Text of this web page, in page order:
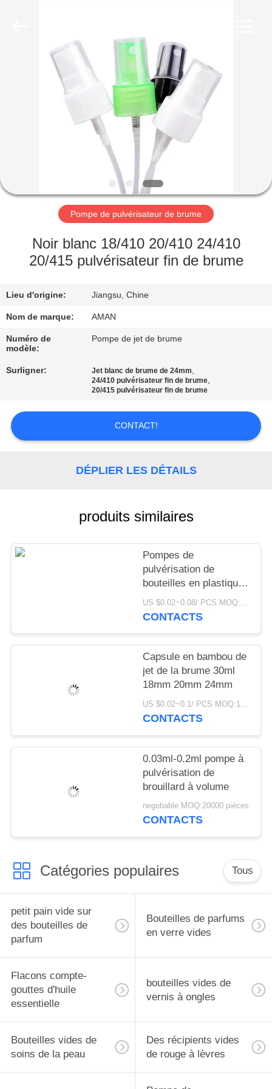
MAISON
PRODUITS
LE
SPECTACLE
DE
NOUS
VISITE
DE
CONTRÔLE
NOUVELLES
UN
SITE
PRIVACY
Pompe de pulvérisateur de brume
Noir blanc 18/410 20/410 24/410
20/415 pulvérisateur fin de brume
Lieu d'origine: Jiangsu, Chine
Nom de marque: AMAN
Numéro de
modèle:
Pompe de jet de brume
Surligner: Jet blanc de brume de 24mm,
24/410 pulvérisateur fin de brume,
20/415 pulvérisateur fin de brume
CONTACT!
DÉPLIER LES DÉTAILS
produits similaires
Pompes de
pulvérisation de
bouteilles en plastique
FCA 15 mm 14/410
pour liquide de parfum
US $0.02~0.08/ PCS MOQ:10000pcs
CONTACTS
Capsule en bambou de
jet de la brume 30ml
18mm 20mm 24mm
US $0.02~0.1/ PCS MOQ:10000pcs
CONTACTS
0.03ml-0.2ml pompe à
pulvérisation de
brouillard à volume
negotiable MOQ:20000 pièces
CONTACTS
Catégories populaires Tous
petit pain vide sur
des bouteilles de
parfum
Bouteilles de parfums
en verre vides
Flacons compte-
gouttes d'huile
essentielle
bouteilles vides de
vernis à ongles
Bouteilles vides de
soins de la peau
Des récipients vides
de rouge à lèvres